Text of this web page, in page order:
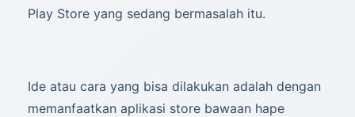
Play Store yang sedang bermasalah itu.
Ide atau cara yang bisa dilakukan adalah dengan
memanfaatkan aplikasi store bawaan hape